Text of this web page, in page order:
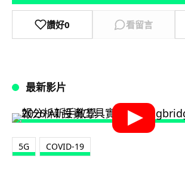
讚好0 看留言
最新影片
5G COVID-19